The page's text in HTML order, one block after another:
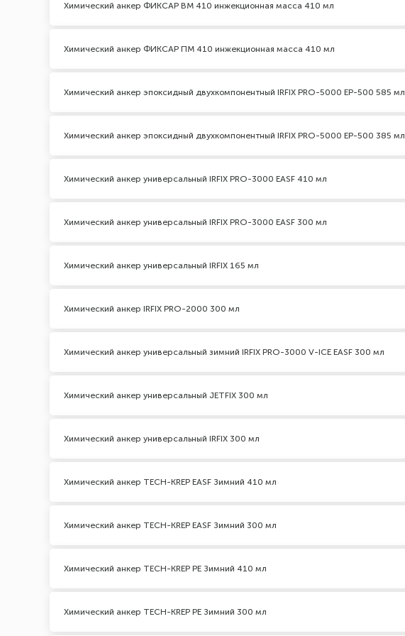
Химический анкер ФИКСАР ВМ 410 инжекционная масса 410 мл
Химический анкер ФИКСАР ПМ 410 инжекционная масса 410 мл
Химический анкер эпоксидный двухкомпонентный IRFIX PRO-5000 ЕР-500 585 мл
Химический анкер эпоксидный двухкомпонентный IRFIX PRO-5000 ЕР-500 385 мл
Химический анкер универсальный IRFIX PRO-3000 EASF 410 мл
Химический анкер универсальный IRFIX PRO-3000 EASF 300 мл
Химический анкер универсальный IRFIX 165 мл
Химический анкер IRFIX PRO-2000 300 мл
Химический анкер универсальный зимний IRFIX PRO-3000 V-ICE EASF 300 мл
Химический анкер универсальный JETFIX 300 мл
Химический анкер универсальный IRFIX 300 мл
Химический анкер TECH-KREP EASF Зимний 410 мл
Химический анкер TECH-KREP EASF Зимний 300 мл
Химический анкер TECH-KREP PE Зимний 410 мл
Химический анкер TECH-KREP PE Зимний 300 мл